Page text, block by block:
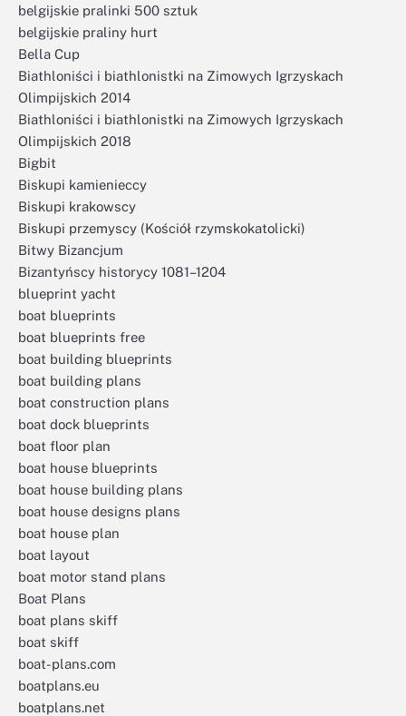
belgijskie pralinki 500 sztuk
belgijskie praliny hurt
Bella Cup
Biathloniści i biathlonistki na Zimowych Igrzyskach
Olimpijskich 2014
Biathloniści i biathlonistki na Zimowych Igrzyskach
Olimpijskich 2018
Bigbit
Biskupi kamienieccy
Biskupi krakowscy
Biskupi przemyscy (Kościół rzymskokatolicki)
Bitwy Bizancjum
Bizantyńscy historycy 1081–1204
blueprint yacht
boat blueprints
boat blueprints free
boat building blueprints
boat building plans
boat construction plans
boat dock blueprints
boat floor plan
boat house blueprints
boat house building plans
boat house designs plans
boat house plan
boat layout
boat motor stand plans
Boat Plans
boat plans skiff
boat skiff
boat-plans.com
boatplans.eu
boatplans.net